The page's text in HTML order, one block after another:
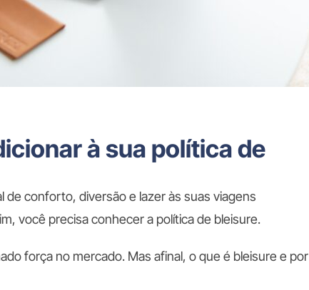
à sua política de
de conforto, diversão e lazer às suas viagens
você precisa conhecer a política de bleisure.
força no mercado. Mas afinal, o que é bleisure e por